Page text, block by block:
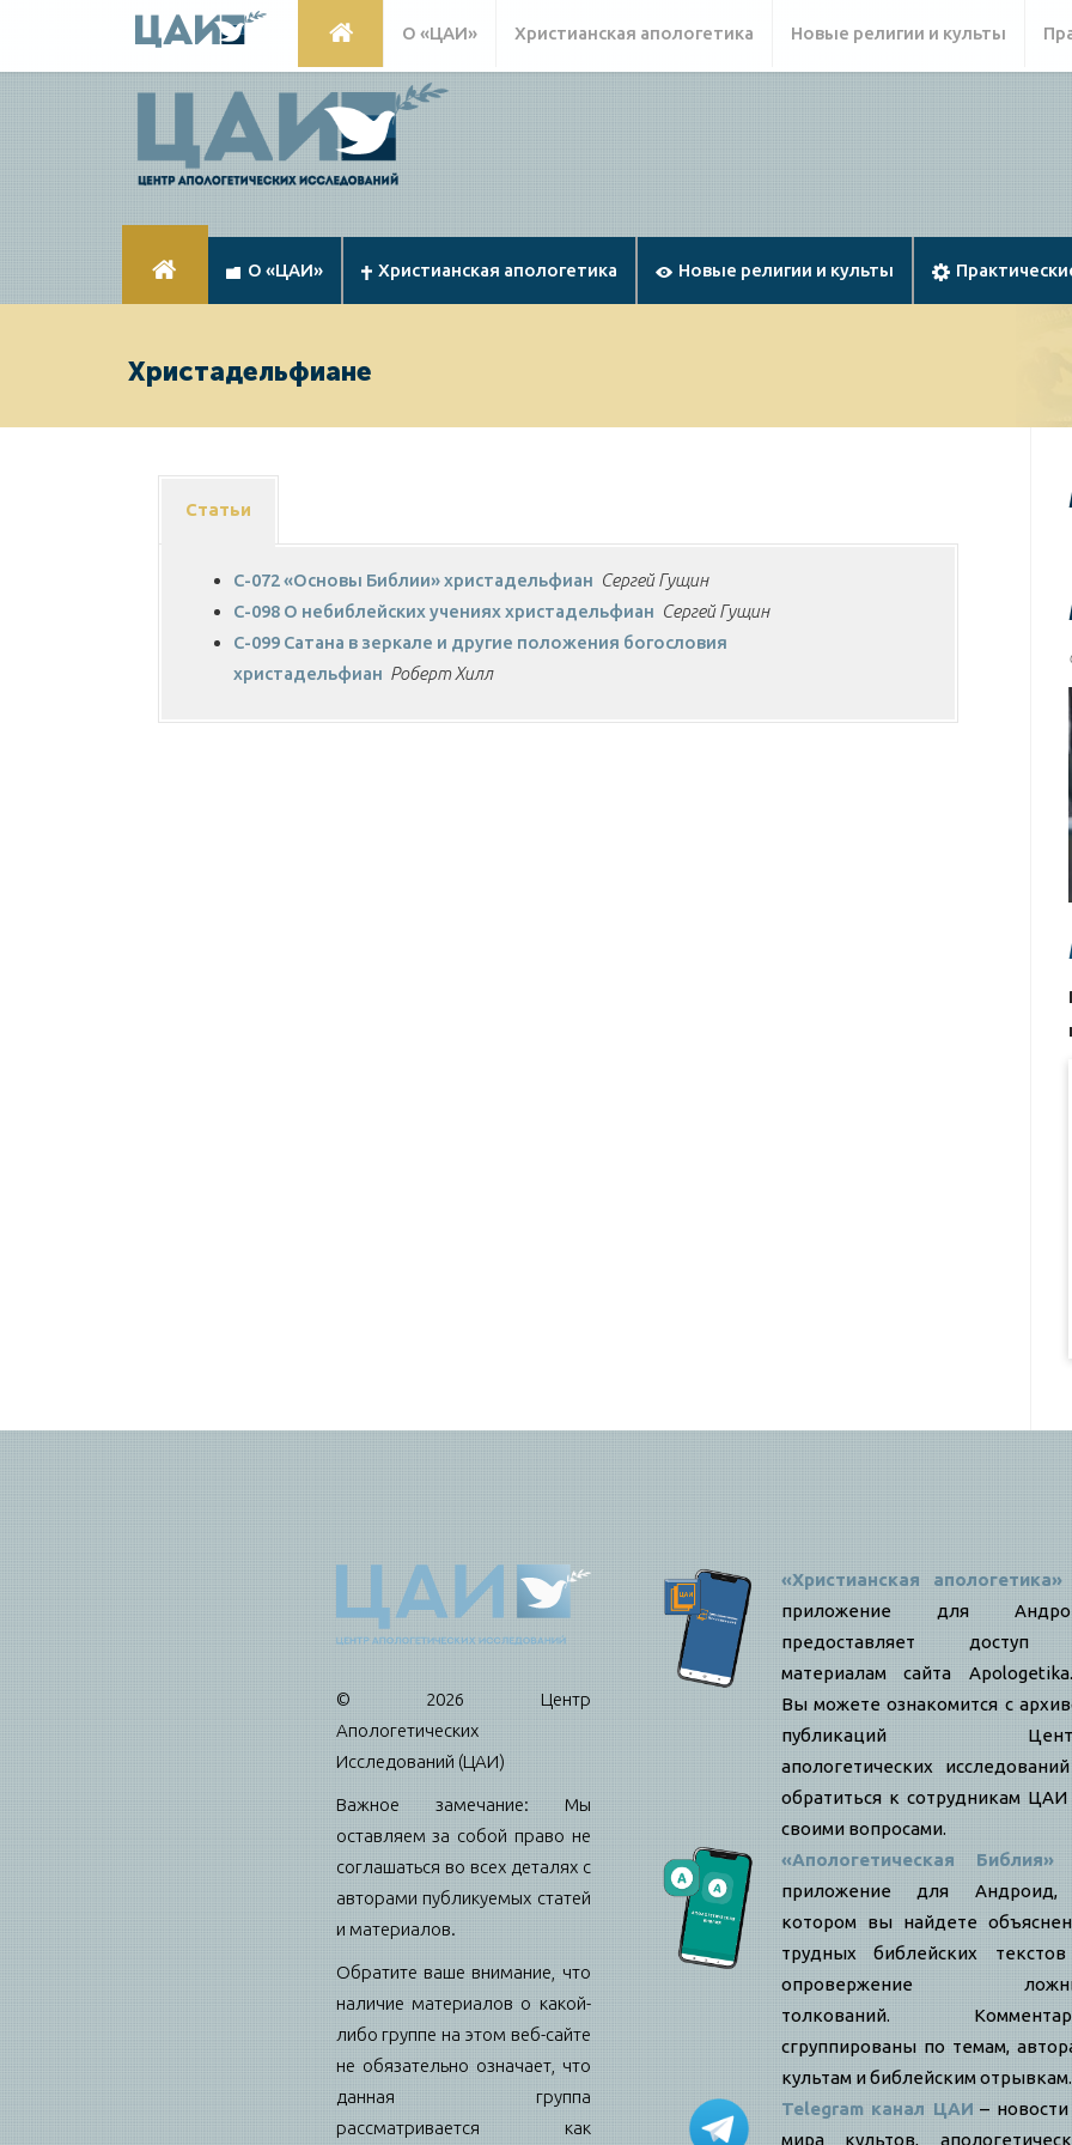
О «ЦАИ» Христианская апологетика Новые религии и культы
О «ЦАИ» Христианская апологетика Новые религии и культы
Христадельфиане
Статьи
C-072 «Основы Библии» христадельфиан Сергей Гущин
C-098 О небиблейских учениях христадельфиан Сергей Гущин
C-099 Сатана в зеркале и другие положения богословия
христадельфиан Роберт Хилл
© 2026 Центр
Апологетических
Исследований (ЦАИ)
Важное замечание: Мы
оставляем за собой право не
соглашаться во всех деталях с
авторами публикуемых статей
и материалов.
Обратите ваше внимание, что
наличие материалов о какой-
либо группе на этом веб-сайте
не обязательно означает, что
данная группа
рассматривается как
«Христианская апологетика»
приложение для
предоставляет
материалам сайта
Вы можете ознакомится с
публикаций
апологетических
обратиться к сотрудникам ЦАИ
своими вопросами.
«Апологетическая Библия»
приложение для
котором вы найдете
трудных библейских
опровержение
толкований.
сгруппированы по темам,
культам и библейским отрывкам.
Telegram канал ЦАИ – новости
мира культов,